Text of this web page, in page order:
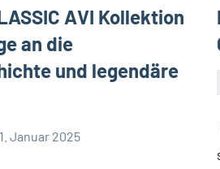
AVI Kollektion
an die
und legendäre
Januar 2025